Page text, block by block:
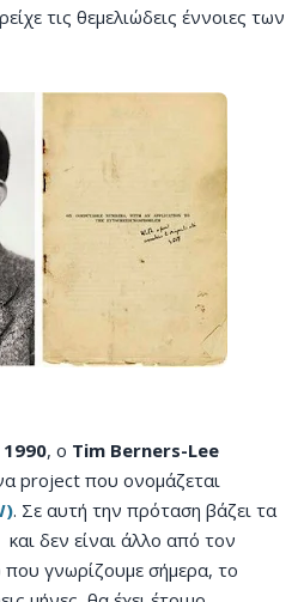
τις θεμελιώδεις έννοιες των
, o Tim Berners-Lee
project που ονομάζεται
. Σε αυτή την πρόταση βάζει τα
δεν είναι άλλο από τον
γνωρίζουμε σήμερα, το